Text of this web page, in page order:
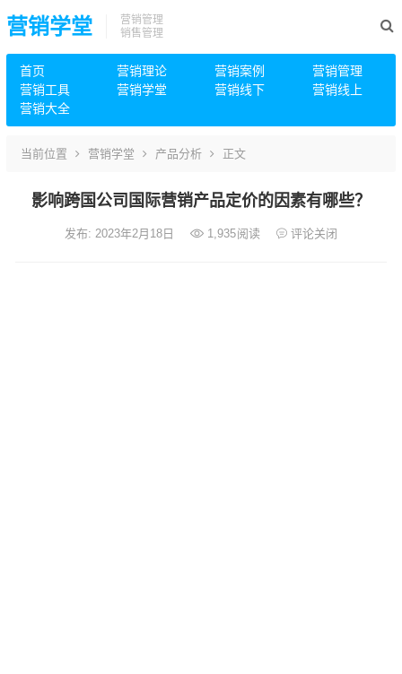
营销学堂
营销管理
销售管理
首页 营销理论 营销案例
营销管理
营销工具
营销学堂 营销线下
营销线上
营销大全
当前位置 营销学堂 产品分析 正文
影响跨国公司国际营销产品定价的因素有哪些？
发布: 2023年2月18日 1,935阅读 评论关闭